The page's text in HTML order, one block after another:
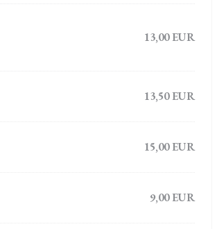
13,00 EUR
13,50 EUR
15,00 EUR
9,00 EUR